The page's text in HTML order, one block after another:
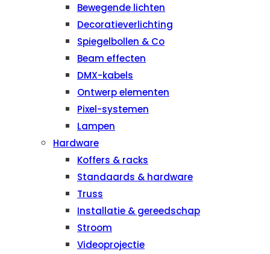
Bewegende lichten
Decoratieverlichting
Spiegelbollen & Co
Beam effecten
DMX-kabels
Ontwerp elementen
Pixel-systemen
Lampen
Hardware
Koffers & racks
Standaards & hardware
Truss
Installatie & gereedschap
Stroom
Videoprojectie